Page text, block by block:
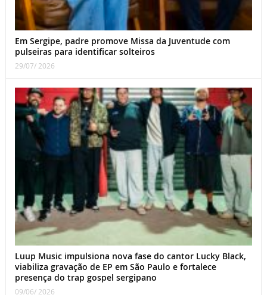
Em Sergipe, padre promove Missa da Juventude com
pulseiras para identificar solteiros
29/07/ 2026
Luup Music impulsiona nova fase do cantor Lucky Black,
viabiliza gravação de EP em São Paulo e fortalece
presença do trap gospel sergipano
09/06/ 2026